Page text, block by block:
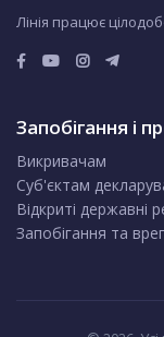
Лінія працює
Запобігання і
Викривачам
Суб'єктам
Відкриті державні
Запобігання та